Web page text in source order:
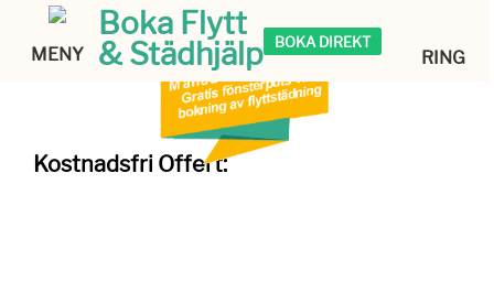
MENY
Boka Flytt
& Städhjälp
BOKA DIREKT
RING
Kostnadsfri Offert: